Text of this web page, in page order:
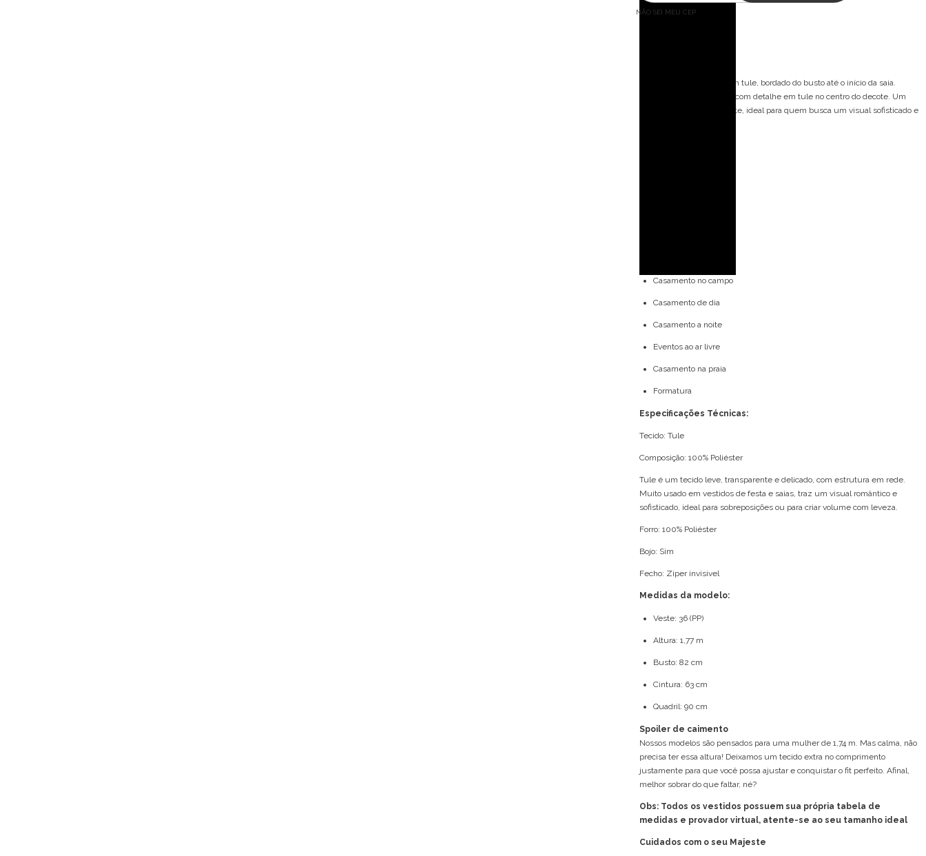
NÃO SEI MEU CEP
Vestido de festa longo com tule, bordado do busto até o início da saia.
Possui alça fina, decote V com detalhe em tule no centro do decote. Um
modelo delicado e elegante, ideal para quem busca um visual sofisticado e
Casamento no campo
Casamento de dia
Casamento a noite
Eventos ao ar livre
Casamento na praia
Formatura
Especificações Técnicas:
Tecido: Tule
Composição: 100% Poliéster
Tule é um tecido leve, transparente e delicado, com estrutura em rede.
Muito usado em vestidos de festa e saias, traz um visual romântico e
sofisticado, ideal para sobreposições ou para criar volume com leveza.
Forro: 100% Poliéster
Bojo: Sim
Fecho: Ziper invisivel
Medidas da modelo:
Veste: 36 (PP)
Altura: 1,77 m
Busto: 82 cm
Cintura: 63 cm
Quadril: 90 cm
Spoiler de caimento
Nossos modelos são pensados para uma mulher de 1,74 m. Mas calma, não
precisa ter essa altura! Deixamos um tecido extra no comprimento
justamente para que você possa ajustar e conquistar o fit perfeito. Afinal,
melhor sobrar do que faltar, né?
Obs: Todos os vestidos possuem sua própria tabela de
medidas e provador virtual, atente-se ao seu tamanho ideal
Cuidados com o seu Majeste